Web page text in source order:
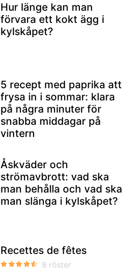
Hur länge kan man
förvara ett kokt ägg i
kylskåpet?
5 recept med paprika att
frysa in i sommar: klara
på några minuter för
snabba middagar på
vintern
Åskväder och
strömavbrott: vad ska
man behålla och vad ska
man slänga i kylskåpet?
Recettes de fêtes